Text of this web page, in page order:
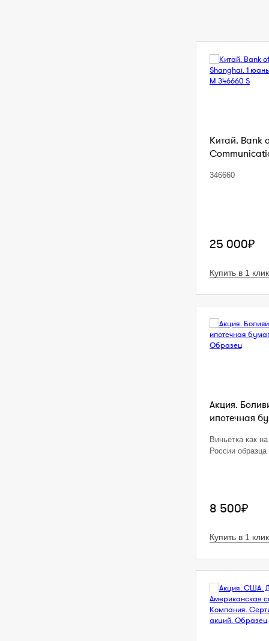
Китай. Bank
346660
25 000₽
Купить в 1 клик
Акция.
ипотечная
Виньетка как
России образца
8 500₽
Купить в 1 клик